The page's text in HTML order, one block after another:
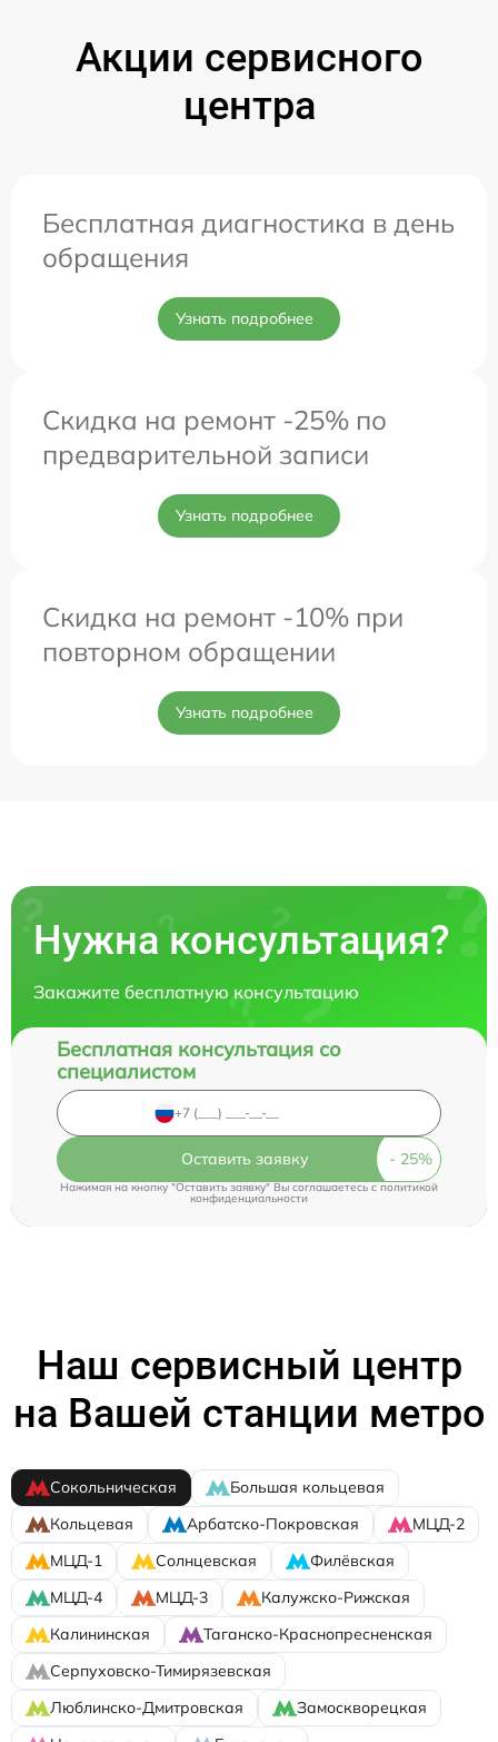
Акции сервисного
центра
Бесплатная диагностика в день
обращения
Узнать подробнее
Скидка на ремонт -25% по
предварительной записи
Узнать подробнее
Скидка на ремонт -10% при
повторном обращении
Узнать подробнее
Нужна консультация?
Закажите бесплатную консультацию
Бесплатная консультация со
специалистом
Оставить заявку
Нажимая на кнопку "Оставить заявку" Вы соглашаетесь cполитикой
конфиденциальности
Наш сервисный центр
на Вашей станции метро
Сокольническая
Большая кольцевая
Кольцевая
Арбатско-Покровская
МЦД-2
МЦД-1
Солнцевская
Филёвская
МЦД-4
МЦД-3
Калужско-Рижская
Калининская
Таганско-Краснопресненская
Серпуховско-Тимирязевская
Люблинско-Дмитровская
Замоскворецкая